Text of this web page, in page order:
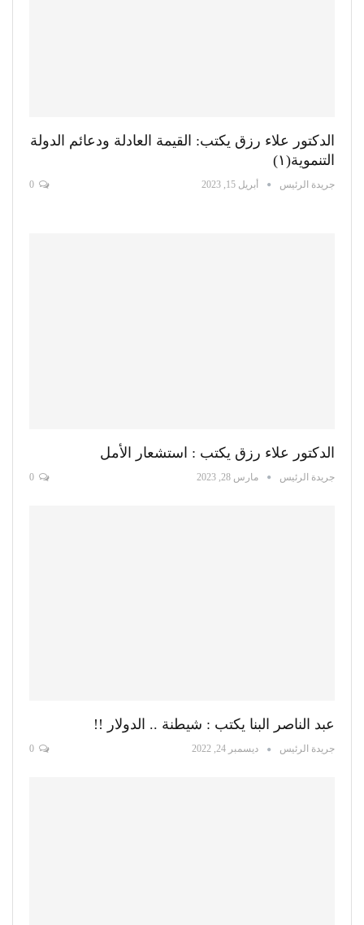
الدكتور علاء رزق يكتب: القيمة العادلة ودعائم الدولة
التنموية(١)
جريدة الرئيس أبريل 15, 2023
الدكتور علاء رزق يكتب : استشعار الأمل
جريدة الرئيس مارس 28, 2023
عبد الناصر البنا يكتب : شيطنة .. الدولار !!
جريدة الرئيس ديسمبر 24, 2022